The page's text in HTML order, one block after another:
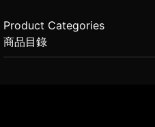
Product Categories
商品目錄